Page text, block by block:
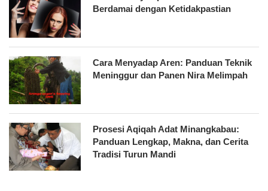
Berdamai dengan Ketidakpastian
Cara Menyadap Aren: Panduan Teknik
Meninggur dan Panen Nira Melimpah
Prosesi Aqiqah Adat Minangkabau:
Panduan Lengkap, Makna, dan Cerita
Tradisi Turun Mandi